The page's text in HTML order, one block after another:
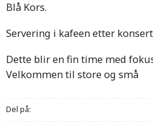
Blå Kors.
Servering i kafeen etter
Dette blir en fin time med
Velkommen til store og små
Del på: